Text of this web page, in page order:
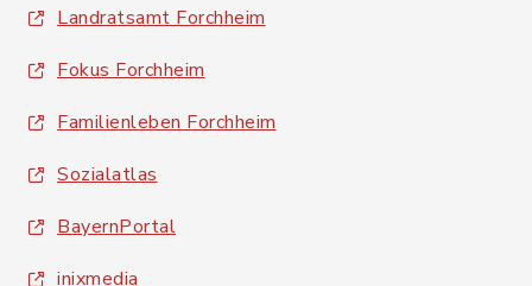
Landratsamt Forchheim
Fokus Forchheim
Familienleben Forchheim
Sozialatlas
BayernPortal
inixmedia